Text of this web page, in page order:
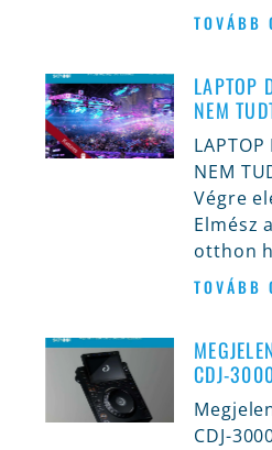
TOVÁBB
LAPTOP
NEM
LAPTOP
NEM
Végre
Elmész
otthon
TOVÁBB
CDJ-
CDJ-